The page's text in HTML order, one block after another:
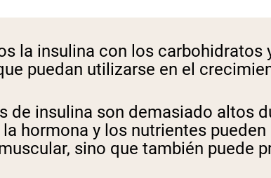
la insulina con los
puedan utilizarse en el
de insulina son demasiado altos
hormona y los nutrientes
sino que también puede